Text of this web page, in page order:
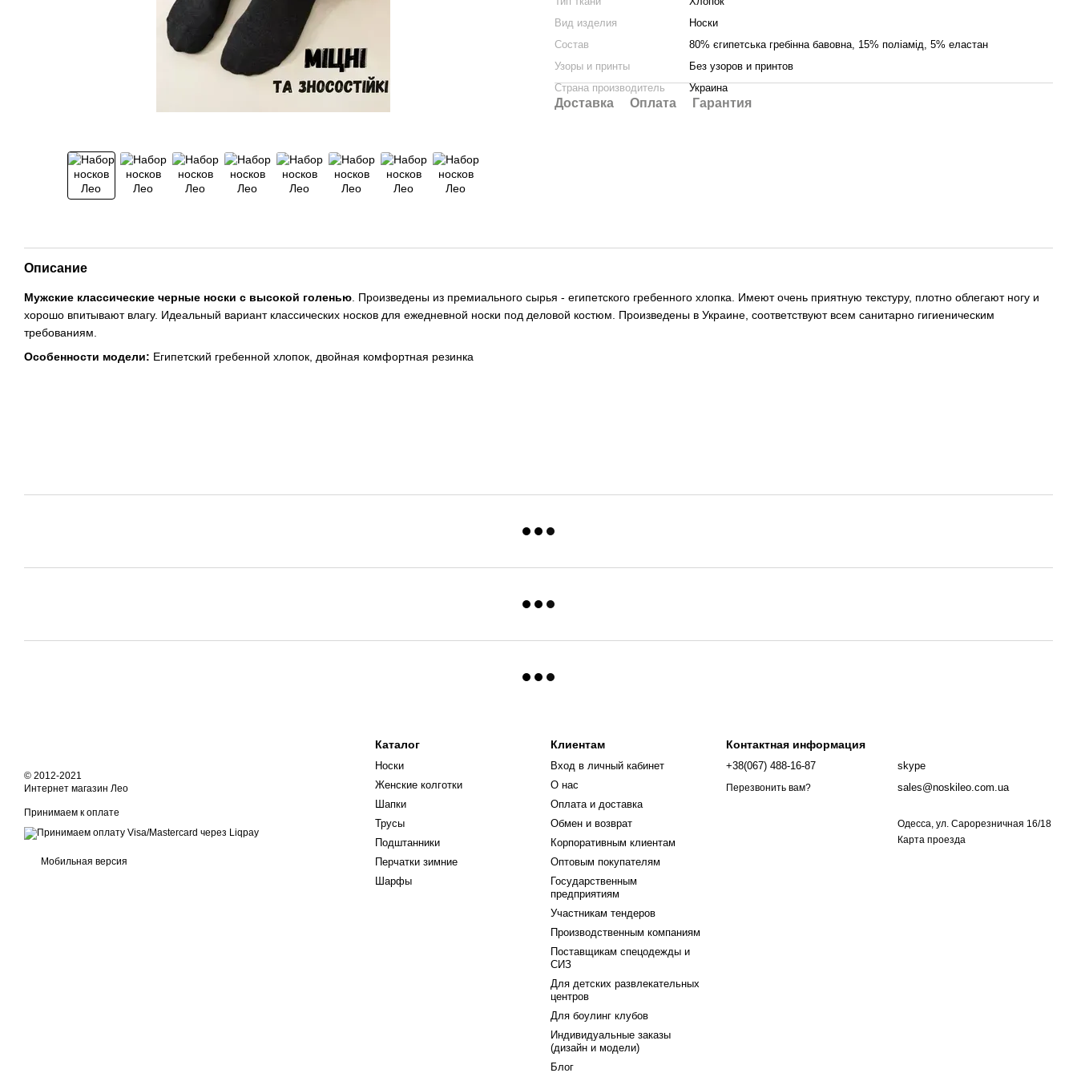
Вид изделия
Носки
Состав
80% єгипетська гребінна бавовна, 15% поліамід, 5% еластан
Узоры и принты
Без узоров и принтов
Страна производитель
Украина
Доставка Оплата Гарантия
Описание
Мужские классические черные носки с высокой голенью . Произведены из премиального сырья - египетского гребенного хлопка. Имеют очень приятную текстуру, плотно облегают ногу и
хорошо впитывают влагу. Идеальный вариант классических носков для ежедневной носки под деловой костюм. Произведены в Украине, соответствуют всем санитарно гигиеническим
требованиям.
Особенности модели: Египетский гребенной хлопок, двойная комфортная резинка
© 2012-2021
Интернет магазин Лео
Принимаем к оплате
Мобильная версия
Каталог
Носки
Женские колготки
Шапки
Трусы
Подштанники
Перчатки зимние
Шарфы
Клиентам
Вход в личный кабинет
О нас
Оплата и доставка
Обмен и возврат
Корпоративным клиентам
Оптовым покупателям
Государственным
предприятиям
Участникам тендеров
Производственным компаниям
Поставщикам спецодежды и
СИЗ
Для детских развлекательных
центров
Для боулинг клубов
Индивидуальные заказы
(дизайн и модели)
Блог
Контактная информация
+38(067) 488-16-87
Перезвонить вам?
skype
sales@noskileo.com.ua
Одесса, ул. Сарорезничная 16/18
Карта проезда